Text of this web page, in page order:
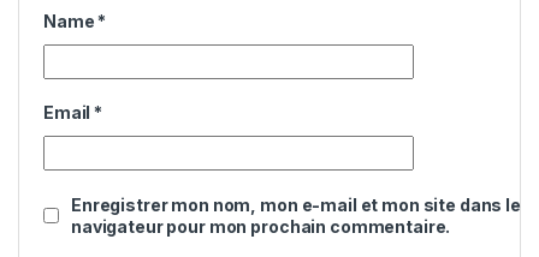
Name *
Email *
Enregistrer mon nom, mon e-mail et mon site dans le
navigateur pour mon prochain commentaire.